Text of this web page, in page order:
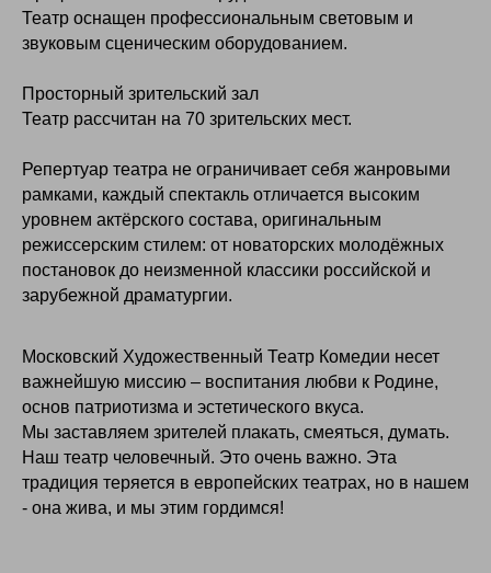
Театр оснащен профессиональным световым и
звуковым сценическим оборудованием.
Просторный зрительский зал
Театр рассчитан на 70 зрительских мест.
Репертуар театра не ограничивает себя жанровыми
рамками, каждый спектакль отличается высоким
уровнем актёрского состава, оригинальным
режиссерским стилем: от новаторских молодёжных
постановок до неизменной классики российской и
зарубежной драматургии.
Московский Художественный Театр Комедии несет
важнейшую миссию – воспитания любви к Родине,
основ патриотизма и эстетического вкуса.
Мы заставляем зрителей плакать, смеяться, думать.
Наш театр человечный. Это очень важно. Эта
традиция теряется в европейских театрах, но в нашем
- она жива, и мы этим гордимся!